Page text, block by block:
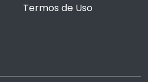
Termos de Uso